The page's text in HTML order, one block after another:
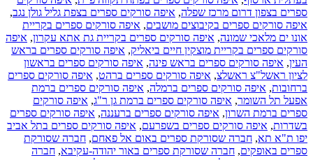
ספרים בצפון דרום מרכז שפלה, איפה סורקים ספרים בצפת גליל גולן נגב,
איפה סורקים ספרים בקיבוצים מושבים, איפה סורקים ספרים בקריית
אונו ים מלאכי שמונה, איפה סורקים ספרים בקריית גת אתא עקרון, איפה
סורקים ספרים בקריית מוצקין חיים ביאליק, איפה סורקים ספרים בראש
העין, איפה סורקים ספרים בראש פינה, איפה סורקים ספרים בראשון
לציון ראשל"צ ראשלצ, איפה סורקים ספרים ברהט, איפה סורקים ספרים
ברחובות, איפה סורקים ספרים ברמלה, איפה סורקים ספרים ברמת
אפעל תל השומר, איפה סורקים ספרים ברמת גן ר"ג, איפה סורקים
ספרים ברמת השרון, איפה סורקים ספרים ברעננה, איפה סורקים ספרים
בשדרות, איפה סורקים ספרים בשפרעם, איפה סורקים ספרים בתל אביב
יפו ת"א תא, חברה שסורקת ספרים באום אל פאחם, חברה שסורקת
ספרים באופקים, חברה שסורקת ספרים באור יהודה-עקיבא, חברה